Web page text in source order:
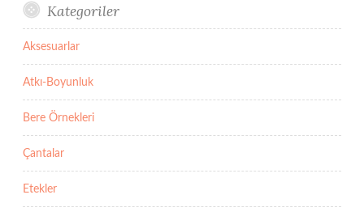
Kategoriler
Aksesuarlar
Atkı-Boyunluk
Bere Örnekleri
Çantalar
Etekler